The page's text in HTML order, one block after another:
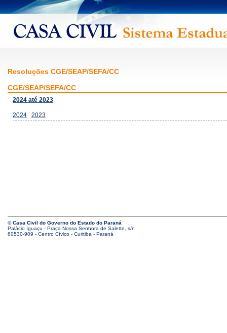
Resoluções CGE/SEAP/SEFA/CC
CGE/SEAP/SEFA/CC
2024 até 2023
2024 2023
© Casa Civil do Governo do Estado do Paraná
Palácio Iguaçu - Praça Nossa Senhora de Salette, s/n
80530-909 - Centro Cívico - Curitiba - Paraná